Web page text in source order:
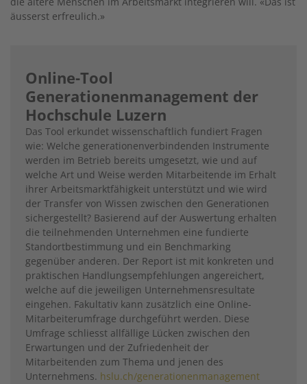
äusserst erfreulich.»
Online-Tool
Generationenmanagement der
Hochschule Luzern
Das Tool erkundet wissenschaftlich fundiert Fragen
wie: Welche generationenverbindenden Instrumente
werden im Betrieb bereits umgesetzt, wie und auf
welche Art und Weise werden Mitarbeitende im Erhalt
ihrer Arbeitsmarktfähigkeit unterstützt und wie wird
der Transfer von Wissen zwischen den Generationen
sichergestellt? Basierend auf der Auswertung erhalten
die teilnehmenden Unternehmen eine fundierte
Standortbestimmung und ein Benchmarking
gegenüber anderen. Der Report ist mit konkreten und
praktischen Handlungsempfehlungen angereichert,
welche auf die jeweiligen Unternehmensresultate
eingehen. Fakultativ kann zusätzlich eine Online-
Mitarbeiterumfrage durchgeführt werden. Diese
Umfrage schliesst allfällige Lücken zwischen den
Erwartungen und der Zufriedenheit der
Mitarbeitenden zum Thema und jenen des
Unternehmens. hslu.ch/generationenmanagement